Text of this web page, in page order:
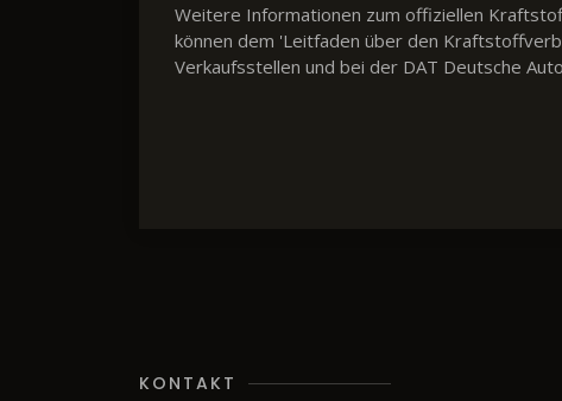
Weitere Informationen zum offiziellen
können dem 'Leitfaden über den
Verkaufsstellen und bei der DAT Deutsche
KONTAKT